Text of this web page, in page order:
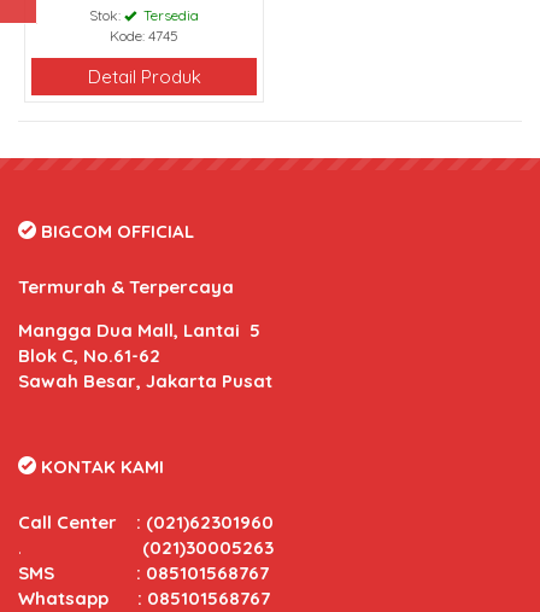
Stok:
Tersedia
Kode: 4745
Detail Produk
BIGCOM OFFICIAL
Termurah & Terpercaya
Mangga Dua Mall, Lantai 5
Blok C, No.61-62
Sawah Besar, Jakarta Pusat
KONTAK KAMI
Call Center : (021)62301960
. (021)30005263
SMS : 085101568767
Whatsapp : 085101568767